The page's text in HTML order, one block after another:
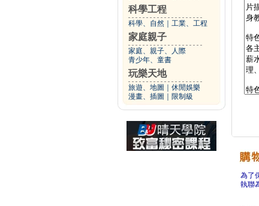
科學工程
科學、自然 工業、工程
家庭親子
家庭、親子、人際
青少年、童書
玩樂天地
旅遊、地圖
休閒娛樂
漫畫、插圖
限制級
為了
執聯